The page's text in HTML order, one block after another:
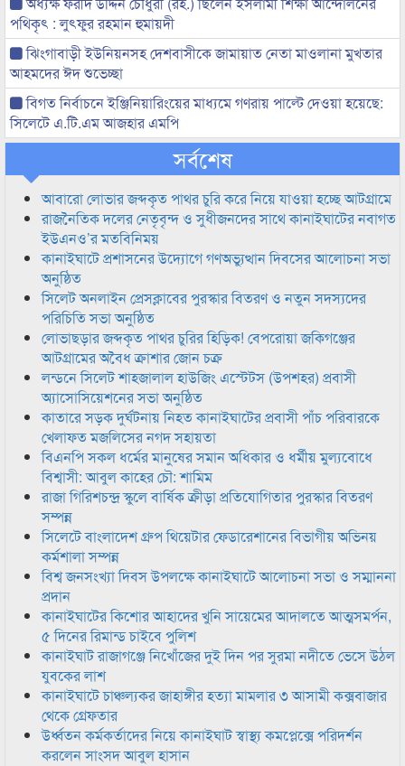
পথিকৃৎ : লুৎফুর রহমান হুমায়দী
ঝিংগাবাড়ী ইউনিয়নসহ দেশবাসীকে জামায়াত নেতা মাওলানা মুখতার
আহমদের ঈদ শুভেচ্ছা
বিগত নির্বাচনে ইঞ্জিনিয়ারিংয়ের মাধ্যমে গণরায় পাল্টে দেওয়া হয়েছে:
সিলেটে এ.টি.এম আজহার এমপি
সর্বশেষ
আবারো লোভার জব্দকৃত পাথর চুরি করে নিয়ে যাওয়া হচ্ছে আটগ্রামে
রাজনৈতিক দলের নেতৃবৃন্দ ও সুধীজনদের সাথে কানাইঘাটের নবাগত
ইউএনও’র মতবিনিময়
কানাইঘাটে প্রশাসনের উদ্যোগে গণঅভ্যুত্থান দিবসের আলোচনা সভা
অনুষ্ঠিত
সিলেট অনলাইন প্রেসক্লাবের পুরস্কার বিতরণ ও নতুন সদস্যদের
পরিচিতি সভা অনুষ্ঠিত
লোভাছড়ার জব্দকৃত পাথর চুরির হিড়িক! বেপরোয়া জকিগঞ্জের
আটগ্রামের অবৈধ ক্রাশার জোন চক্র
লন্ডনে সিলেট শাহজালাল হাউজিং এস্টেটস (উপশহর) প্রবাসী
অ্যাসোসিয়েশনের সভা অনুষ্ঠিত
কাতারে সড়ক দুর্ঘটনায় নিহত কানাইঘাটের প্রবাসী পাঁচ পরিবারকে
খেলাফত মজলিসের নগদ সহায়তা
বিএনপি সকল ধর্মের মানুষের সমান অধিকার ও ধর্মীয় মুল্যবোধে
বিশ্বাসী: আবুল কাহের চৌ: শামিম
রাজা গিরিশচন্দ্র স্কুলে বার্ষিক ক্রীড়া প্রতিযোগিতার পুরস্কার বিতরণ
সম্পন্ন
সিলেটে বাংলাদেশ গ্রুপ থিয়েটার ফেডারেশানের বিভাগীয় অভিনয়
কর্মশালা সম্পন্ন
বিশ্ব জনসংখ্যা দিবস উপলক্ষে কানাইঘাটে আলোচনা সভা ও সম্মাননা
প্রদান
কানাইঘাটের কিশোর আহাদের খুনি সায়েমের আদালতে আত্মসমর্পন,
৫ দিনের রিমান্ড চাইবে পুলিশ
কানাইঘাট রাজাগঞ্জে নিখোঁজের দুই দিন পর সুরমা নদীতে ভেসে উঠল
যুবকের লাশ
কানাইঘাটে চাঞ্চল্যকর জাহাঙ্গীর হত্যা মামলার ৩ আসামী কক্সবাজার
থেকে গ্রেফতার
উর্ধ্বতন কর্মকর্তাদের নিয়ে কানাইঘাট স্বাস্থ্য কমপ্লেক্সে পরিদর্শন
করলেন সাংসদ আবুল হাসান